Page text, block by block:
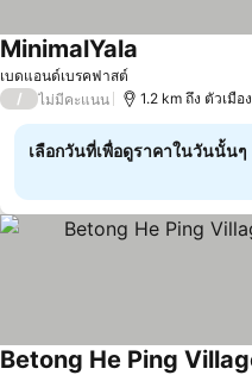
เบดแอนด์เบรคฟาสต์
MinimalYala
/ ไม่มีคะแนน 1.2 km ถึง ตัวเมือง
เลือกวันที่เพื่อดูราคาในวันนั้นๆ